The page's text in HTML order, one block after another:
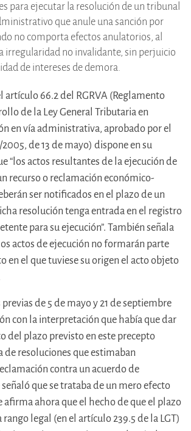
para ejecutar la resolución de un tribunal
que anule una sanción por
no comporta efectos anulatorios, al
irregularidad no invalidante, sin perjuicio
de intereses de demora.
artículo 66.2 del RGRVA (Reglamento
de la Ley General Tributaria en
en vía administrativa, aprobado por el
de 13 de mayo) dispone en su
“los actos resultantes de la ejecución de
recurso o reclamación económico-
ser notificados en el plazo de un
resolución tenga entrada en el registro
para su ejecución”. También señala
actos de ejecución no formarán parte
en el que tuviese su origen el acto objeto
previas de 5 de mayo y 21 de septiembre
con la interpretación que había que dar
del plazo previsto en este precepto
de resoluciones que estimaban
contra un acuerdo de
señaló que se trataba de un mero efecto
afirma ahora que el hecho de que el plazo
rango legal (en el artículo 239.5 de la LGT)